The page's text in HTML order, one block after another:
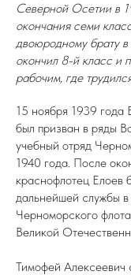
Северной Осетии в
окончания семи
двоюродному брату
окончил 8-й класс и
рабочим, где
15 ноября 1939 года
был призван в ряды
учебный отряд
1940 года. После
краснофлотец Елоев
дальнейшей службы
Черноморского
Великой
Тимофей Алексеевич